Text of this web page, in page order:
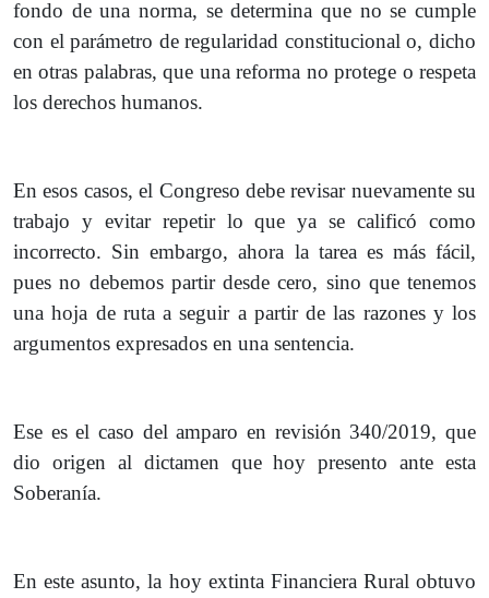
fondo de una norma, se determina que no se cumple
con el parámetro de regularidad constitucional o, dicho
en otras palabras, que una reforma no protege o respeta
los derechos humanos.
En esos casos, el Congreso debe revisar nuevamente su
trabajo y evitar repetir lo que ya se calificó como
incorrecto. Sin embargo, ahora la tarea es más fácil,
pues no debemos partir desde cero, sino que tenemos
una hoja de ruta a seguir a partir de las razones y los
argumentos expresados en una sentencia.
Ese es el caso del amparo en revisión 340/2019, que
dio origen al dictamen que hoy presento ante esta
Soberanía.
En este asunto, la hoy extinta Financiera Rural obtuvo